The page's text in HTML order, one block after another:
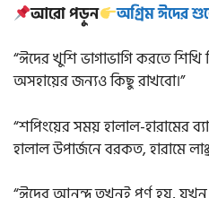
আরো পড়ুন
অগ্রিম ঈদের
“ঈদের খুশি ভাগাভাগি করতে
অসহায়ের জন্যও কিছু রাখবো।”
“শপিংয়ের সময় হালাল-হারামের
হালাল উপার্জনে বরকত, হারামে